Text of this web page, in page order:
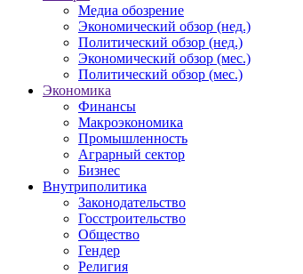
Медиа обозрение
Экономический обзор (нед.)
Политический обзор (нед.)
Экономический обзор (мес.)
Политический обзор (мес.)
Экономика
Финансы
Макроэкономика
Промышленность
Аграрный сектор
Бизнес
Внутриполитика
Законодательство
Госстроительство
Общество
Гендер
Религия